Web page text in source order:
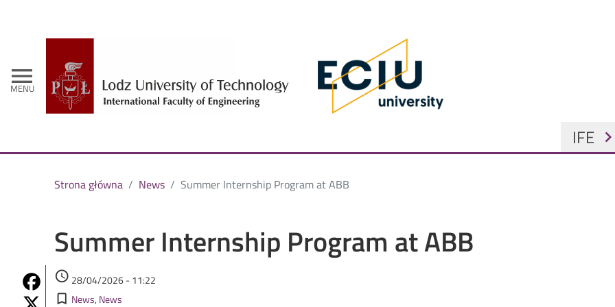
menu
MENU
IFE chevron_right
Strona główna News Summer Internship Program at ABB
Summer Internship Program at ABB
access_time 28/04/2026 - 11:22
bookmark_border Kategorie
News News
Share on Fb
Share on Twitter